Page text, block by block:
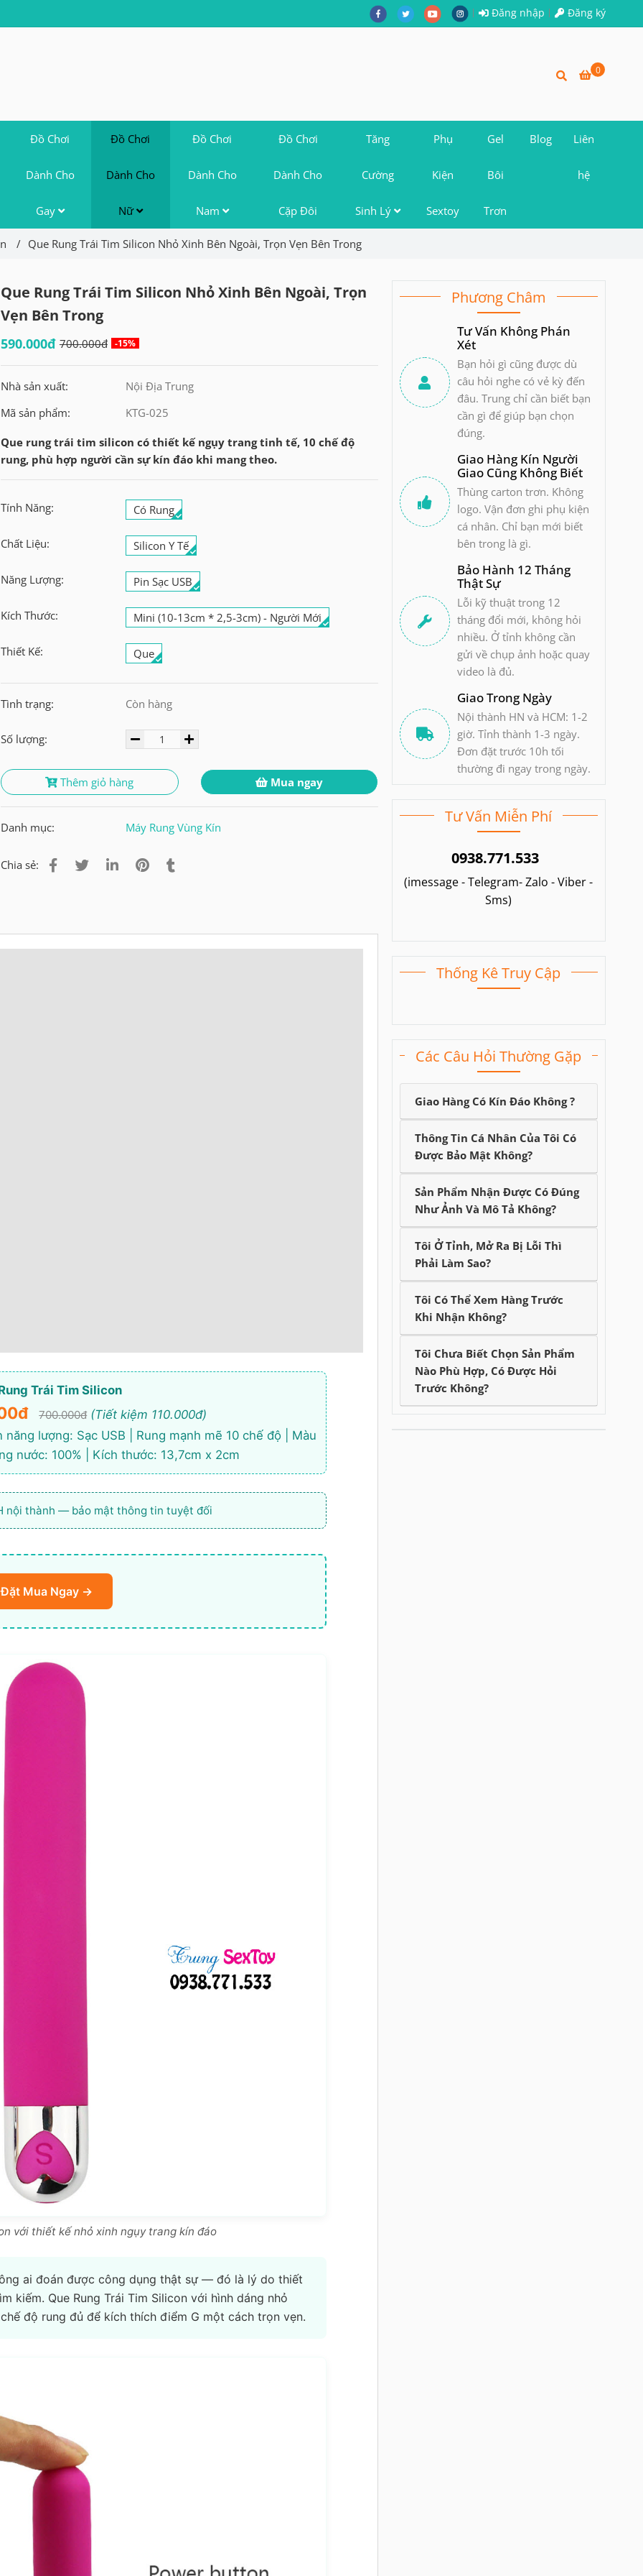
Đăng nhập Đăng ký
0
Đồ Chơi
Dành Cho
Gay
Đồ Chơi
Dành Cho
Nữ
Đồ Chơi
Dành Cho
Nam
Đồ Chơi
Dành Cho
Cặp Đôi
Tăng
Cường
Sinh Lý
Phụ
Kiện
Sextoy
Gel
Bôi
Trơn
Blog Liên
hệ
/ Que Rung Trái Tim Silicon Nhỏ Xinh Bên Ngoài, Trọn Vẹn Bên Trong
Que Rung Trái Tim Silicon Nhỏ Xinh Bên Ngoài, Trọn
Vẹn Bên Trong
590.000đ 700.000đ -15%
Nhà sản xuất:
Nội Địa Trung
Mã sản phẩm:
KTG-025
Que rung trái tim silicon có thiết kế ngụy trang tinh tế, 10 chế độ
rung, phù hợp người cần sự kín đáo khi mang theo.
Tính Năng: Có Rung
Chất Liệu: Silicon Y Tế
Năng Lượng: Pin Sạc USB
Kích Thước: Mini (10-13cm * 2,5-3cm) - Người Mới
Thiết Kế: Que
Tình trạng: Còn hàng
Số lượng:
Thêm giỏ hàng Mua ngay
Danh mục: Máy Rung Vùng Kín
Chia sẻ:
Trái Tim Silicon
700.000đ (Tiết kiệm 110.000đ)
lượng: Sạc USB | Rung mạnh mẽ 10 chế độ | Màu
nước: 100% | Kích thước: 13,7cm x 2cm
nội thành — bảo mật thông tin tuyệt đối
Đặt Mua Ngay →
với thiết kế nhỏ xinh ngụy trang kín đáo
ai đoán được công dụng thật sự — đó là lý do thiết
kiếm. Que Rung Trái Tim Silicon với hình dáng nhỏ
độ rung đủ để kích thích điểm G một cách trọn vẹn.
Phương Châm
Tư Vấn Không Phán
Xét
Bạn hỏi gì cũng được dù
câu hỏi nghe có vẻ kỳ đến
đâu. Trung chỉ cần biết bạn
cần gì để giúp bạn chọn
đúng.
Giao Hàng Kín Người
Giao Cũng Không Biết
Thùng carton trơn. Không
logo. Vận đơn ghi phụ kiện
cá nhân. Chỉ bạn mới biết
bên trong là gì.
Bảo Hành 12 Tháng
Thật Sự
Lỗi kỹ thuật trong 12
tháng đổi mới, không hỏi
nhiều. Ở tỉnh không cần
gửi về chụp ảnh hoặc quay
video là đủ.
Giao Trong Ngày
Nội thành HN và HCM: 1-2
giờ. Tỉnh thành 1-3 ngày.
Đơn đặt trước 10h tối
thường đi ngay trong ngày.
Tư Vấn Miễn Phí
0938.771.533
(imessage - Telegram- Zalo - Viber -
Sms)
Thống Kê Truy Cập
Các Câu Hỏi Thường Gặp
Giao Hàng Có Kín Đáo Không ?
Thông Tin Cá Nhân Của Tôi Có
Được Bảo Mật Không?
Sản Phẩm Nhận Được Có Đúng
Như Ảnh Và Mô Tả Không?
Tôi Ở Tỉnh, Mở Ra Bị Lỗi Thì
Phải Làm Sao?
Tôi Có Thể Xem Hàng Trước
Khi Nhận Không?
Tôi Chưa Biết Chọn Sản Phẩm
Nào Phù Hợp, Có Được Hỏi
Trước Không?